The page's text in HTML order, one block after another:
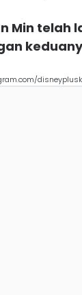
Min